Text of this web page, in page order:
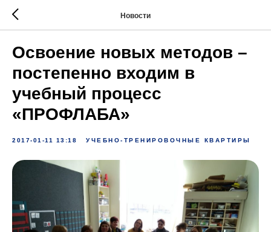
Новости
Освоение новых методов –
постепенно входим в
учебный процесс
«ПРОФЛАБА»
2017-01-11 13:18 УЧЕБНО-ТРЕНИРОВОЧНЫЕ КВАРТИРЫ